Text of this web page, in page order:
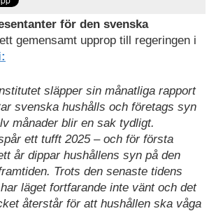
för den svenska
gemensamt upprop till regeringen i
släpper sin månatliga rapport
svenska hushålls och företags syn
månader blir en sak tydligt.
ett tufft 2025 – och för första
år dippar hushållens syn på den
Trots den senaste tidens
läget fortfarande inte vänt och det
återstår för att hushållen ska våga